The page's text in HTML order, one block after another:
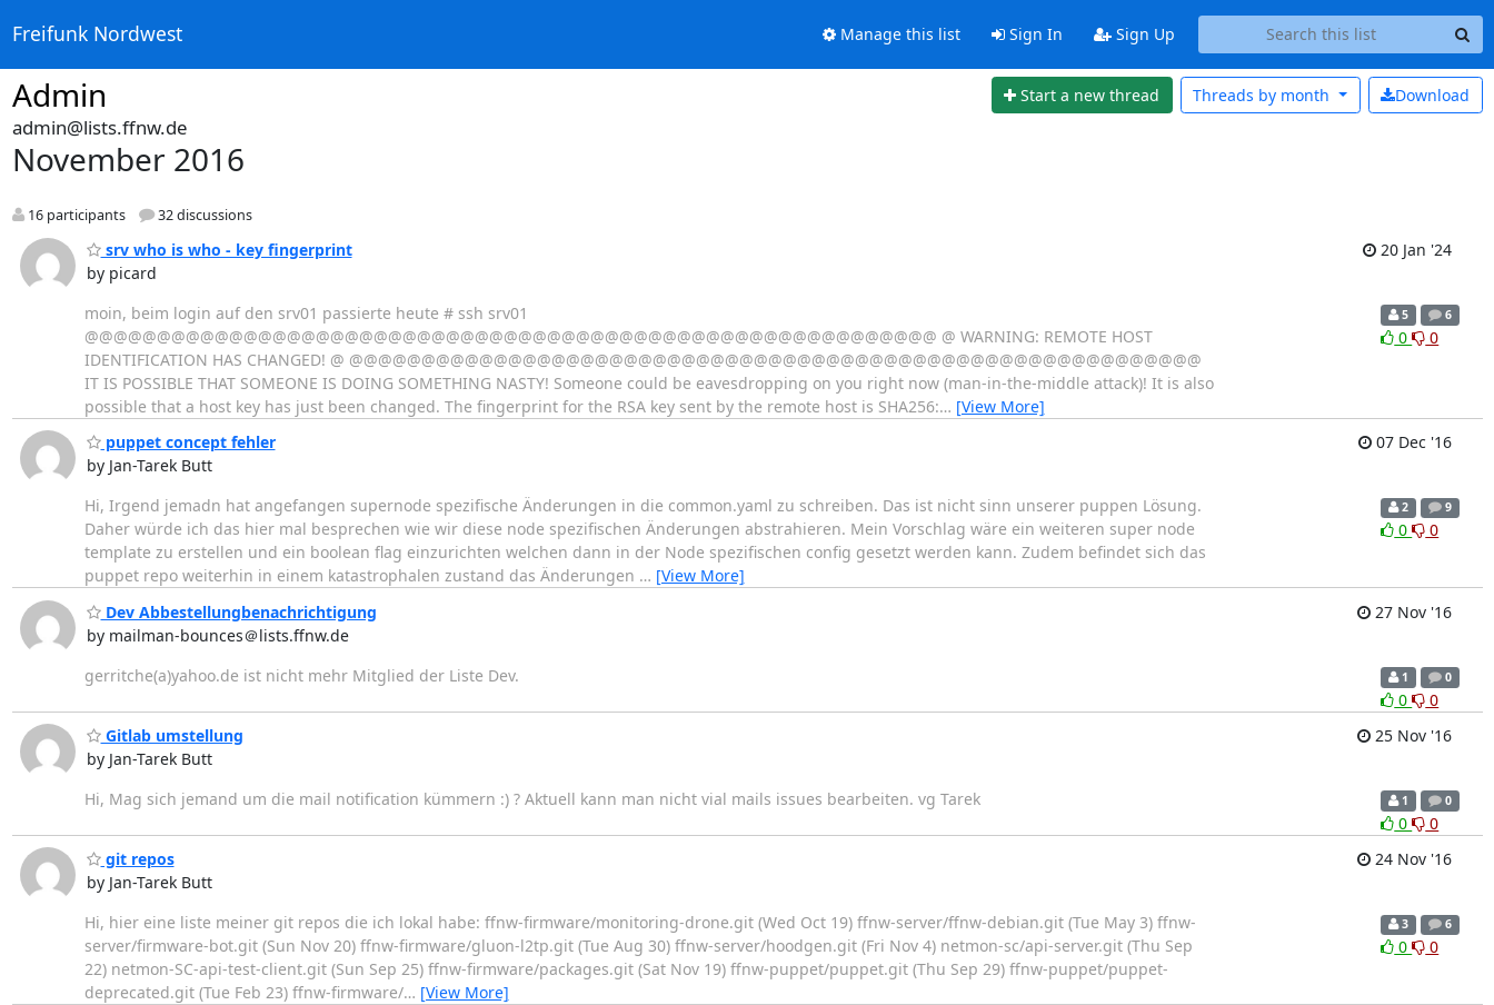
Freifunk Nordwest Manage this list Sign In Sign Up
Admin Start a new thread Download
Threads by month
admin@lists.ffnw.de
November 2016
16 participants 32 discussions
srv who is who - key fingerprint
by picard
20 Jan '24
moin, beim login auf den srv01 passierte heute # ssh srv01
@@@@@@@@@@@@@@@@@@@@@@@@@@@@@@@@@@@@@@@@@@@@@@@@@@@@@@@@@@@ @ WARNING: REMOTE HOST
IDENTIFICATION HAS CHANGED! @ @@@@@@@@@@@@@@@@@@@@@@@@@@@@@@@@@@@@@@@@@@@@@@@@@@@@@@@@@@@
IT IS POSSIBLE THAT SOMEONE IS DOING SOMETHING NASTY! Someone could be eavesdropping on you right now (man-in-the-middle attack)! It is also
possible that a host key has just been changed. The fingerprint for the RSA key sent by the remote host is SHA256:… [View More]
5 6
0 0
puppet concept fehler
by Jan-Tarek Butt
07 Dec '16
Hi, Irgend jemadn hat angefangen supernode spezifische Änderungen in die common.yaml zu schreiben. Das ist nicht sinn unserer puppen Lösung.
Daher würde ich das hier mal besprechen wie wir diese node spezifischen Änderungen abstrahieren. Mein Vorschlag wäre ein weiteren super node
template zu erstellen und ein boolean flag einzurichten welchen dann in der Node spezifischen config gesetzt werden kann. Zudem befindet sich das
puppet repo weiterhin in einem katastrophalen zustand das Änderungen … [View More]
2 9
0 0
Dev Abbestellungbenachrichtigung
by mailman-bounces＠lists.ffnw.de
27 Nov '16
gerritche(a)yahoo.de ist nicht mehr Mitglied der Liste Dev. 1 0
0
0
Gitlab umstellung
by Jan-Tarek Butt
25 Nov '16
Hi, Mag sich jemand um die mail notification kümmern :) ? Aktuell kann man nicht vial mails issues bearbeiten. vg Tarek 1 0
0
0
git repos
by Jan-Tarek Butt
24 Nov '16
Hi, hier eine liste meiner git repos die ich lokal habe: ffnw-firmware/monitoring-drone.git (Wed Oct 19) ffnw-server/ffnw-debian.git (Tue May 3) ffnw-
server/firmware-bot.git (Sun Nov 20) ffnw-firmware/gluon-l2tp.git (Tue Aug 30) ffnw-server/hoodgen.git (Fri Nov 4) netmon-sc/api-server.git (Thu Sep
22) netmon-SC-api-test-client.git (Sun Sep 25) ffnw-firmware/packages.git (Sat Nov 19) ffnw-puppet/puppet.git (Thu Sep 29) ffnw-puppet/puppet-
deprecated.git (Tue Feb 23) ffnw-firmware/… [View More]
3 6
0 0